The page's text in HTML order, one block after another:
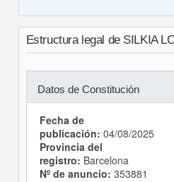
Estructura legal de SILKIA
Datos de Constitución
Fecha de
publicación: 04/08/2025
Provincia del
registro: Barcelona
Nº de anuncio: 353881